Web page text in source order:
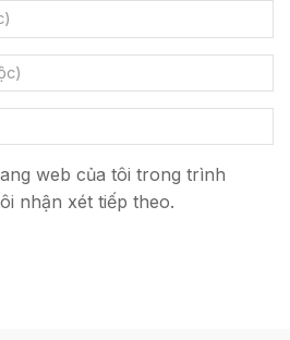
web của tôi trong trình
nhận xét tiếp theo.